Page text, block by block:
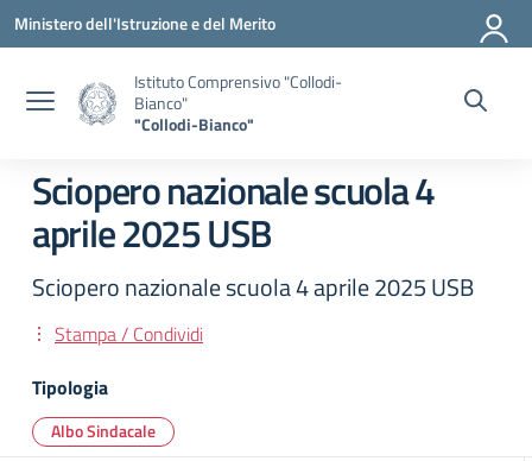
Vai ai contenuti
Vai al menu di navigazione
Vai al footer
Ministero dell'Istruzione e del Merito
Istituto Comprensivo "Collodi-
Bianco"
"Collodi-Bianco"
Sciopero nazionale scuola 4
aprile 2025 USB
Sciopero nazionale scuola 4 aprile 2025 USB
Stampa / Condividi
Tipologia
Albo Sindacale